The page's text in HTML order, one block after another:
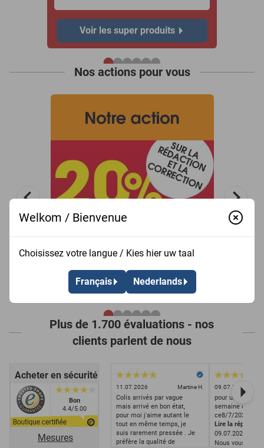
Voir les super produits
Nos actions pour vous
Plus de 1.700 évaluations - nos
clients parlent de nous
Acheter en sécurité
Bon
4.4/5.00
Mesures
11.07.2026 Martine H.
Colis arrivés par vague
mais arrivé en bon état,
pour moi j'aime autant le
tout en même temps, je
suis rarement pressée . Je
préfère la qualité de
09.07.2026
pour un achat
semaine
ce8/7/2026 jour
Lire la réponse
09.07.2026
Nous vous
Next
Welkom / Bienvenue
Choisissez votre langue / Kies hier uw taal
Français Nederlands